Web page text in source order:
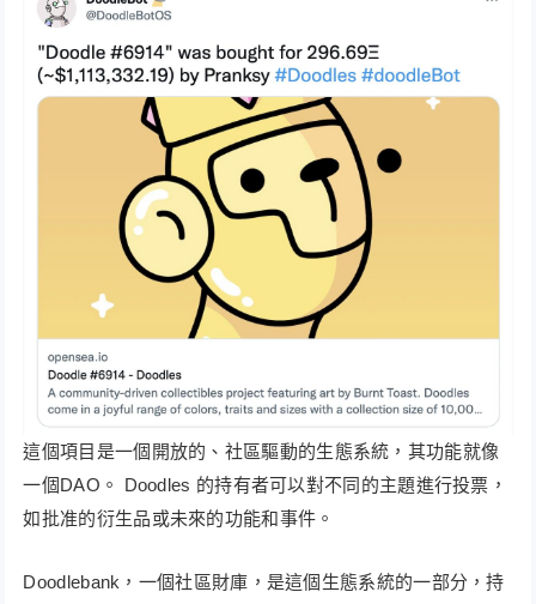
這個項目是一個開放的、社區驅動的生態系統，其功能就像
一個DAO。 Doodles 的持有者可以對不同的主題進行投票，
如批准的衍生品或未來的功能和事件。
Doodlebank，一個社區財庫，是這個生態系統的一部分，持